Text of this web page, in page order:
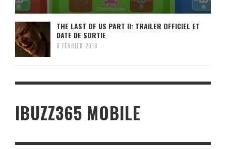
THE LAST OF US PART II: TRAILER OFFICIEL ET
DATE DE SORTIE
8 FÉVRIER 2018
IBUZZ365 MOBILE